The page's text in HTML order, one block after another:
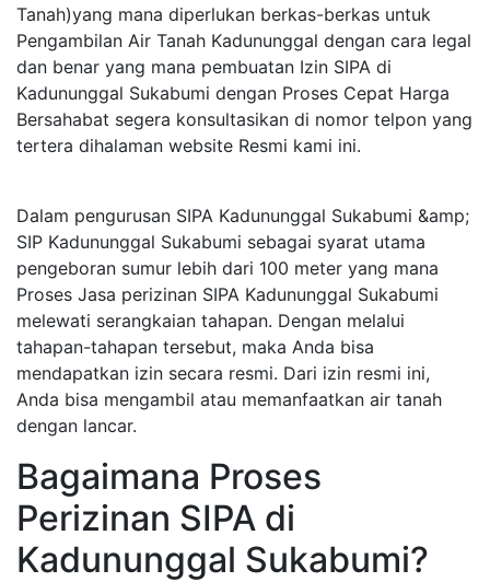
Tanah)yang mana diperlukan berkas-berkas untuk
Pengambilan Air Tanah Kadununggal dengan cara legal
dan benar yang mana pembuatan Izin SIPA di
Kadununggal Sukabumi dengan Proses Cepat Harga
Bersahabat segera konsultasikan di nomor telpon yang
tertera dihalaman website Resmi kami ini.
Dalam pengurusan SIPA Kadununggal Sukabumi &amp;
SIP Kadununggal Sukabumi sebagai syarat utama
pengeboran sumur lebih dari 100 meter yang mana
Proses Jasa perizinan SIPA Kadununggal Sukabumi
melewati serangkaian tahapan. Dengan melalui
tahapan-tahapan tersebut, maka Anda bisa
mendapatkan izin secara resmi. Dari izin resmi ini,
Anda bisa mengambil atau memanfaatkan air tanah
dengan lancar.
Bagaimana Proses
Perizinan SIPA di
Kadununggal Sukabumi?